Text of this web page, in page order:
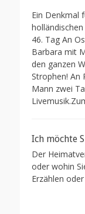
t
e
d
o
n
h
r
Ein Denkmal
46. Tag An
Barbara mit
den ganzen
Strophen! An
Mann zwei
Ich möchte
Der
oder wohin
Erzählen